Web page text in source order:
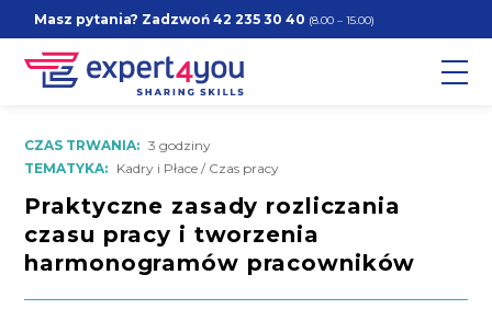
Masz pytania? Zadzwoń42 235 30 40 (8.00 – 15.00)
CZAS TRWANIA: 3 godziny
TEMATYKA: Kadry i Płace / Czas pracy
Praktyczne zasady rozliczania
czasu pracy i tworzenia
harmonogramów pracowników